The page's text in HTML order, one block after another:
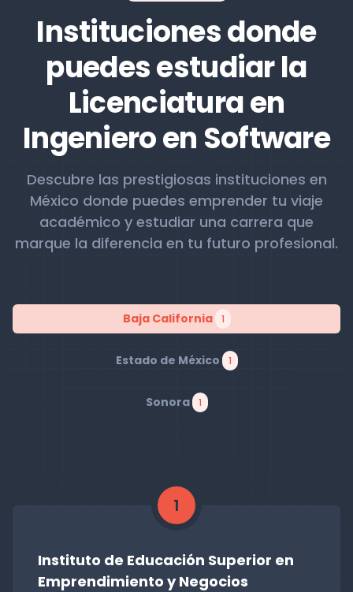
Instituciones donde
puedes estudiar la
Licenciatura en
Ingeniero en Software
Descubre las prestigiosas instituciones en
México donde puedes emprender tu viaje
académico y estudiar una carrera que
marque la diferencia en tu futuro profesional.
Baja California 1
Estado de México 1
Sonora 1
1
Instituto de Educación Superior en
Emprendimiento y Negocios